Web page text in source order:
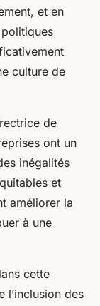
et en
culture de
de
ont un
inégalités
et
améliorer la
à une
cette
l’inclusion des